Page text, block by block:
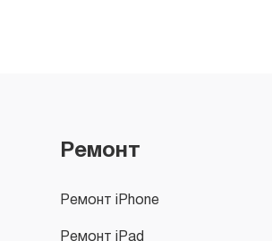
Ремонт
Ремонт iPhone
Ремонт iPad